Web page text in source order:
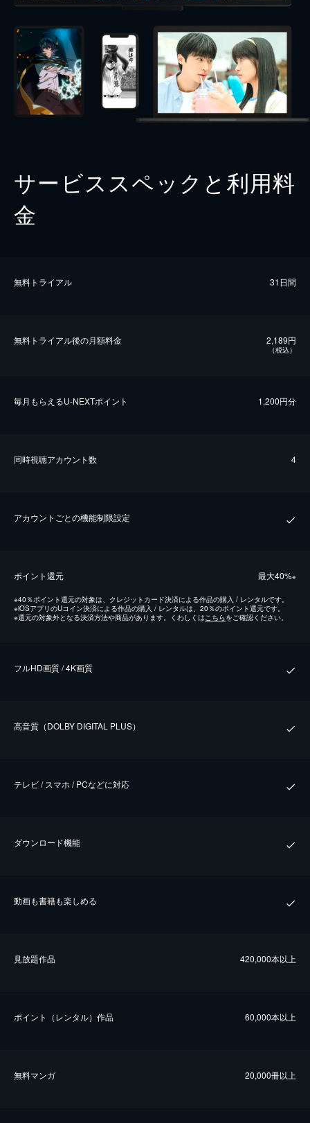
サービススペックと利用料
金
無料トライアル 31日間
無料トライアル後の⽉額料金 2,189円
（税込）
毎⽉もらえるU-NEXTポイント 1,200円分
同時視聴アカウント数 4
アカウントごとの機能制限設定
ポイント還元 最⼤40%※
※40％ポイント還元の対象は、クレジットカード決済による作品の購入 / レンタルです。
※iOSアプリのUコイン決済による作品の購入 / レンタルは、20％のポイント還元です。
※還元の対象外となる決済方法や商品があります。くわしくは こちらをご確認ください。
フルHD画質 / 4K画質
⾼⾳質（DOLBY DIGITAL PLUS）
テレビ / スマホ / PCなどに対応
ダウンロード機能
動画も書籍も楽しめる
⾒放題作品 420,000本以上
ポイント（レンタル）作品 60,000本以上
無料マンガ 20,000冊以上